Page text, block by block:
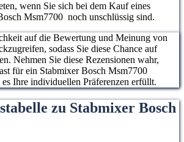
wenn Sie sich bei dem Kauf eines
Msm7700 noch unschlüssig sind.
auf die Bewertung und Meinung von
sodass Sie diese Chance auf
Nehmen Sie diese Rezensionen wahr,
für ein Stabmixer Bosch Msm7700
es Ihre individuellen Präferenzen erfüllt.
zu Stabmixer Bosch